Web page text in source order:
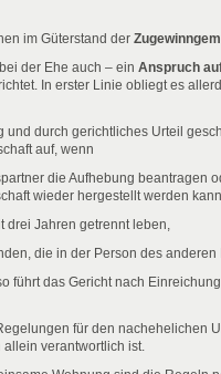
im Güterstand der
der Ehe auch – ein Anspruch
In erster Linie obliegt es
durch gerichtliches Urteil
auf, wenn
die Aufhebung beantragen
wieder hergestellt werden
drei Jahren getrennt leben,
die in der Person des
führt das Gericht nach
für den nachehelichen
verantwortlich ist.